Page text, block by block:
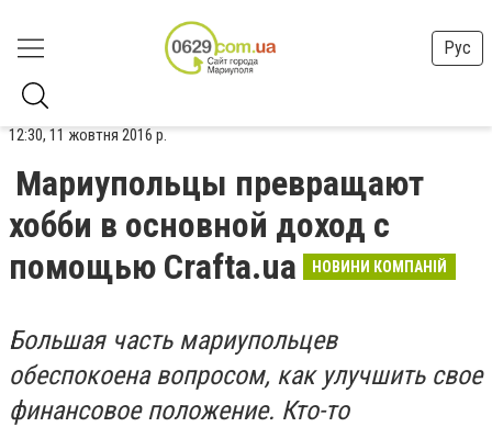
Рус
12:30, 11 жовтня 2016 р.
Мариупольцы превращают
хобби в основной доход с
помощью Crafta.ua
НОВИНИ КОМПАНІЙ
Большая часть мариупольцев
обеспокоена вопросом, как улучшить свое
финансовое положение. Кто-то